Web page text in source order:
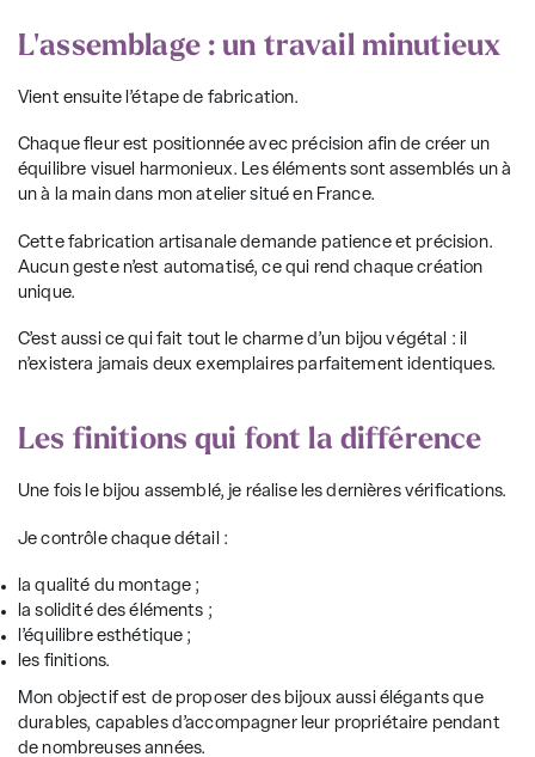
L'assemblage : un travail minutieux
Vient ensuite l’étape de fabrication.
Chaque fleur est positionnée avec précision afin de créer un
équilibre visuel harmonieux. Les éléments sont assemblés un à
un à la main dans mon atelier situé en France.
Cette fabrication artisanale demande patience et précision.
Aucun geste n’est automatisé, ce qui rend chaque création
unique.
C’est aussi ce qui fait tout le charme d’un bijou végétal : il
n’existera jamais deux exemplaires parfaitement identiques.
Les finitions qui font la différence
Une fois le bijou assemblé, je réalise les dernières vérifications.
Je contrôle chaque détail :
la qualité du montage ;
la solidité des éléments ;
l’équilibre esthétique ;
les finitions.
Mon objectif est de proposer des bijoux aussi élégants que
durables, capables d’accompagner leur propriétaire pendant
de nombreuses années.